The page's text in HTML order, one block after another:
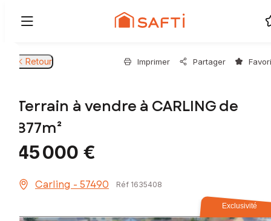
Retour Imprimer Partager
Terrain à vendre à CARLING de
877m²
45 000 €
Carling - 57490 Réf 1635408
Exclusivité